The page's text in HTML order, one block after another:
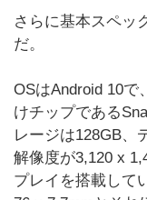
さらに基本スペッ
だ。
OSはAndroid 10で
けチップである
レージは128GB、
解像度が3,120 x
プレイを搭載して